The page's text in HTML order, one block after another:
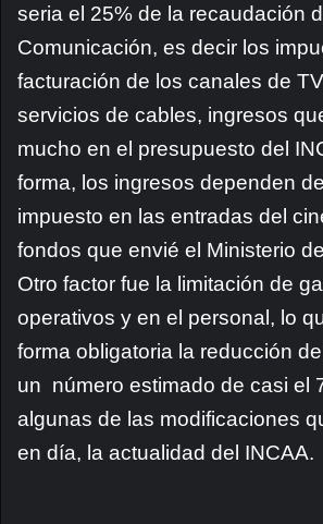
seria el 25% de la recaudación
Comunicación, es decir los
facturación de los canales de
servicios de cables, ingresos
mucho en el presupuesto del
forma, los ingresos dependen
impuesto en las entradas del
fondos que envié el Ministerio
Otro factor fue la limitación de
operativos y en el personal, lo
forma obligatoria la reducción
un número estimado de casi el
algunas de las modificaciones
en día, la actualidad del INCAA.